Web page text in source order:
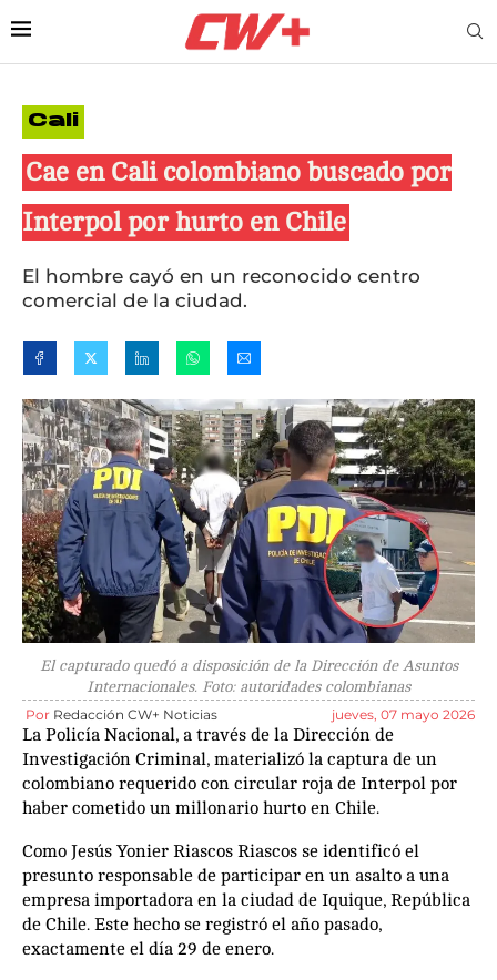
Cali
Cae en Cali colombiano buscado por
Interpol por hurto en Chile
El hombre cayó en un reconocido centro
comercial de la ciudad.
El capturado quedó a disposición de la Dirección de Asuntos
Internacionales. Foto: autoridades colombianas
Por Redacción CW+ Noticias jueves, 07 mayo 2026
La Policía Nacional, a través de la Dirección de
Investigación Criminal, materializó la captura de un
colombiano requerido con circular roja de Interpol por
haber cometido un millonario hurto en Chile.
Como Jesús Yonier Riascos Riascos se identificó el
presunto responsable de participar en un asalto a una
empresa importadora en la ciudad de Iquique, República
de Chile. Este hecho se registró el año pasado,
exactamente el día 29 de enero.